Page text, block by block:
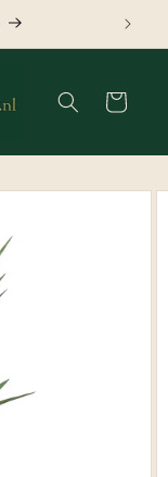
Winkelwagen